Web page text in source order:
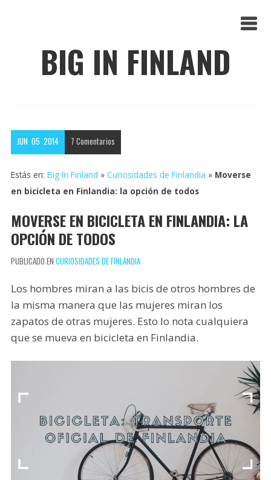
BIG IN FINLAND
JUN 05 2014 7 Comentarios
Estás en: Big In Finland » Curiosidades de Finlandia » Moverse
en bicicleta en Finlandia: la opción de todos
MOVERSE EN BICICLETA EN FINLANDIA: LA
OPCIÓN DE TODOS
PUBLICADO EN CURIOSIDADES DE FINLANDIA
Los hombres miran a las bicis de otros hombres de
la misma manera que las mujeres miran los
zapatos de otras mujeres. Esto lo nota cualquiera
que se mueva en bicicleta en Finlandia.